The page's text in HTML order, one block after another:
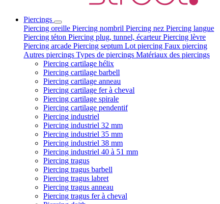
Piercings
Piercing oreille Piercing nombril Piercing nez Piercing langue
Piercing téton Piercing plug, tunnel, écarteurPiercing lèvre
Piercing arcade Piercing septum Lot piercing Faux piercing
Autres piercings Types de piercings Matériaux des piercings
Piercing cartilage hélix
Piercing cartilage barbell
Piercing cartilage anneau
Piercing cartilage fer à cheval
Piercing cartilage spirale
Piercing cartilage pendentif
Piercing industriel
Piercing industriel 32 mm
Piercing industriel 35 mm
Piercing industriel 38 mm
Piercing industriel 40 à 51 mm
Piercing tragus
Piercing tragus barbell
Piercing tragus labret
Piercing tragus anneau
Piercing tragus fer à cheval